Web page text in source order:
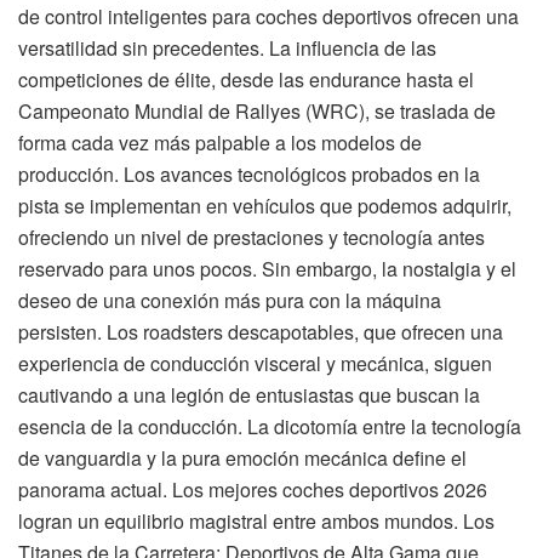
de control inteligentes para coches deportivos ofrecen una
versatilidad sin precedentes. La influencia de las
competiciones de élite, desde las endurance hasta el
Campeonato Mundial de Rallyes (WRC), se traslada de
forma cada vez más palpable a los modelos de
producción. Los avances tecnológicos probados en la
pista se implementan en vehículos que podemos adquirir,
ofreciendo un nivel de prestaciones y tecnología antes
reservado para unos pocos. Sin embargo, la nostalgia y el
deseo de una conexión más pura con la máquina
persisten. Los roadsters descapotables, que ofrecen una
experiencia de conducción visceral y mecánica, siguen
cautivando a una legión de entusiastas que buscan la
esencia de la conducción. La dicotomía entre la tecnología
de vanguardia y la pura emoción mecánica define el
panorama actual. Los mejores coches deportivos 2026
logran un equilibrio magistral entre ambos mundos. Los